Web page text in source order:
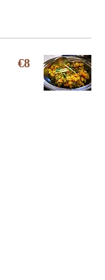
€8